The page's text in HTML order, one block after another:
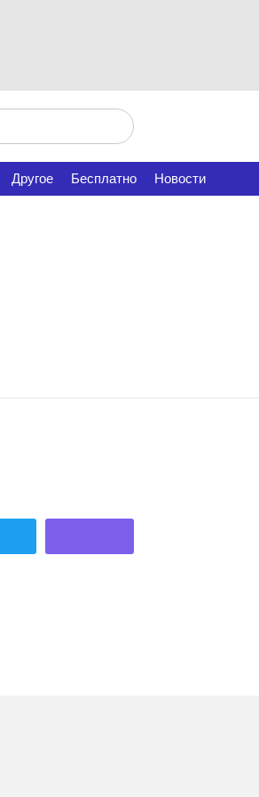
Другое Бесплатно Новости